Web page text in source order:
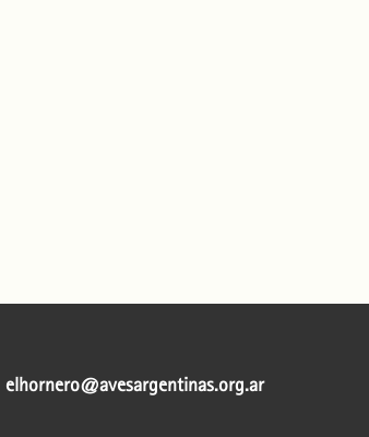
| elhornero@avesargentinas.org.ar